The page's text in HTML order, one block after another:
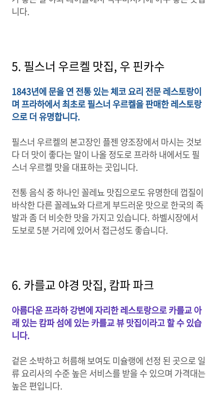
니다.
5. 필스너 우르켈 맛집, 우 핀카수
1843년에 문을 연 전통 있는 체코 요리 전문 레스토랑이
며 프라하에서 최초로 필스너 우르켈을 판매한 레스토랑
으로 더 유명합니다.
필스너 우르켈의 본고장인 플젠 양조장에서 마시는 것보
다 더 맛이 좋다는 말이 나올 정도로 프라하 내에서도 필
스너 우르켈 맛을 대표하는 곳입니다.
전통 음식 중 하나인 꼴레뇨 맛집으로도 유명한데 껍질이
바삭한 다른 꼴레뇨와 다르게 부드러운 맛으로 한국의 족
발과 좀 더 비슷한 맛을 가지고 있습니다. 하벨시장에서
도보로 5분 거리에 있어서 접근성도 좋습니다.
6. 카를교 야경 맛집, 캄파 파크
아름다운 프라하 강변에 자리한 레스토랑으로 카를교 아
래 있는 캄파 섬에 있는 카를교 뷰 맛집이라고 할 수 있습
니다.
겉은 소박하고 허름해 보여도 미슐랭에 선정 된 곳으로 일
류 요리사의 수준 높은 서비스를 받을 수 있으며 가격대는
높은 편입니다.